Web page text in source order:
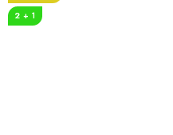
2 + 1